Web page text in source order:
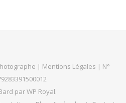
| Mentions Légales | N°
parWP Royal.